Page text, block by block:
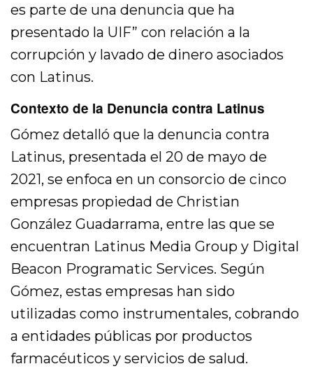
es parte de una denuncia que ha
presentado la UIF” con relación a la
corrupción y lavado de dinero asociados
con Latinus.
Contexto de la Denuncia contra Latinus
Gómez detalló que la denuncia contra
Latinus, presentada el 20 de mayo de
2021, se enfoca en un consorcio de cinco
empresas propiedad de Christian
González Guadarrama, entre las que se
encuentran Latinus Media Group y Digital
Beacon Programatic Services. Según
Gómez, estas empresas han sido
utilizadas como instrumentales, cobrando
a entidades públicas por productos
farmacéuticos y servicios de salud.